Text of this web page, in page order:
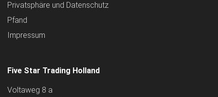
Privatsphäre und Datenschutz
Pfand
Impressum
Five Star Trading Holland
Voltaweg 8 a